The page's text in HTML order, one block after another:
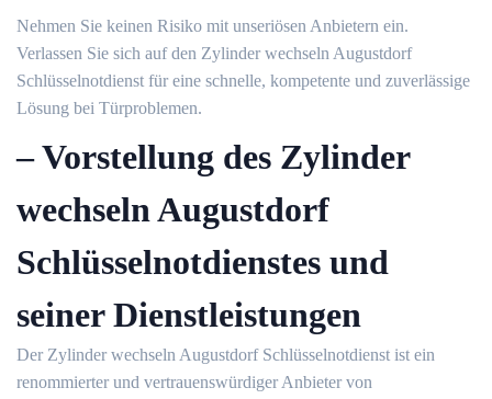
Nehmen Sie keinen Risiko mit unseriösen Anbietern ein.​
Verlassen Sie sich auf den Zylinder wechseln Augustdorf
Schlüsselnotdienst für eine schnelle, kompetente und zuverlässige
Lösung bei Türproblemen.​
– Vorstellung des Zylinder
wechseln Augustdorf
Schlüsselnotdienstes und
seiner Dienstleistungen
Der Zylinder wechseln Augustdorf Schlüsselnotdienst ist ein
renommierter und vertrauenswürdiger Anbieter von